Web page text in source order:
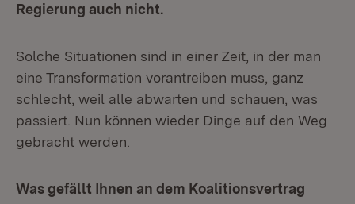
Regierung auch nicht.
Solche Situationen sind in einer Zeit, in der man
eine Transformation vorantreiben muss, ganz
schlecht, weil alle abwarten und schauen, was
passiert. Nun können wieder Dinge auf den Weg
gebracht werden.
Was gefällt Ihnen an dem Koalitionsvertrag